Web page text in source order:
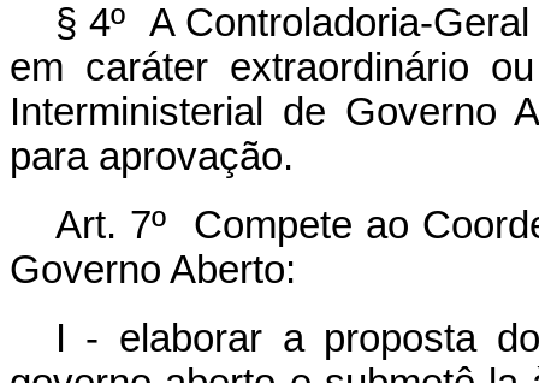
§ 4º A Controladoria-
em caráter extraordinário
Interministerial de Governo
para aprovação.
Art. 7º Compete ao
Governo Aberto:
I - elaborar a proposta